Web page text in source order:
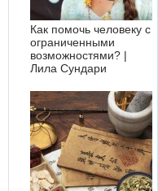
Как помочь человеку с
ограниченными
возможностями? |
Лила Сундари